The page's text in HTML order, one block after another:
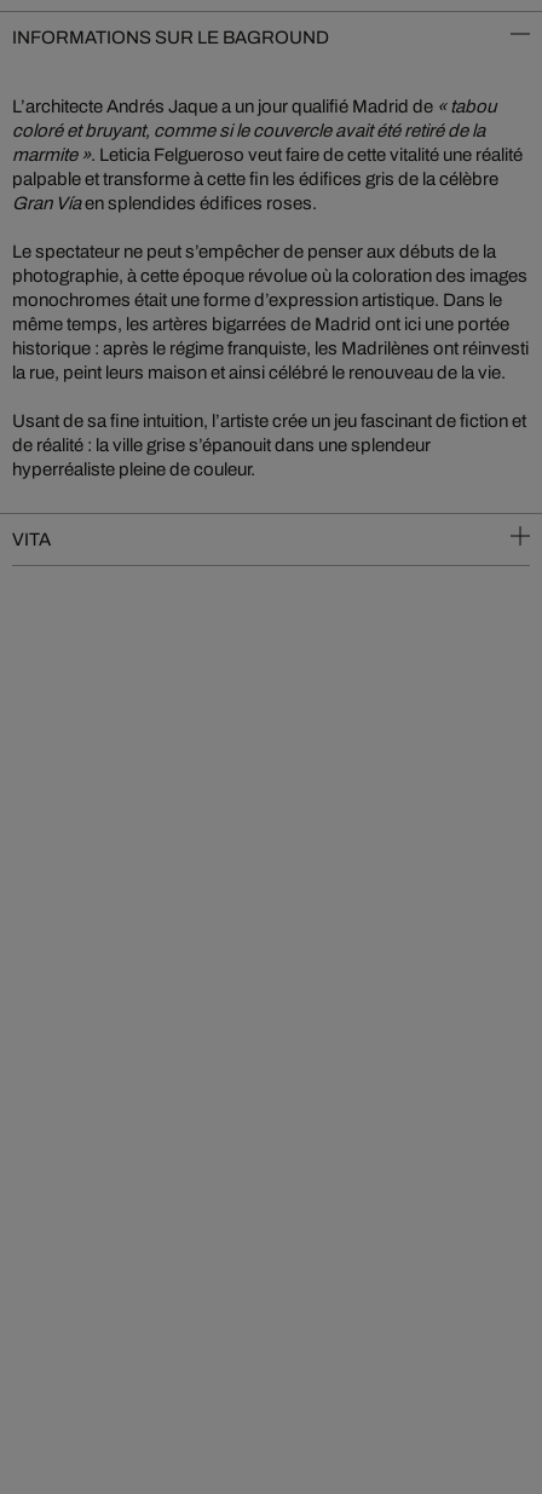
INFORMATIONS SUR LE BAGROUND
L’architecte Andrés Jaque a un jour qualifié Madrid de « tabou
coloré et bruyant, comme si le couvercle avait été retiré de la
marmite ». Leticia Felgueroso veut faire de cette vitalité une réalité
palpable et transforme à cette fin les édifices gris de la célèbre
Gran Víaen splendides édifices roses.
Le spectateur ne peut s’empêcher de penser aux débuts de la
photographie, à cette époque révolue où la coloration des images
monochromes était une forme d’expression artistique. Dans le
même temps, les artères bigarrées de Madrid ont ici une portée
historique : après le régime franquiste, les Madrilènes ont réinvesti
la rue, peint leurs maison et ainsi célébré le renouveau de la vie.
Usant de sa fine intuition, l’artiste crée un jeu fascinant de fiction et
de réalité : la ville grise s’épanouit dans une splendeur
hyperréaliste pleine de couleur.
VITA